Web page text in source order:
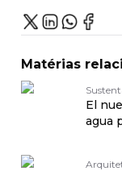
Matérias
El
agua